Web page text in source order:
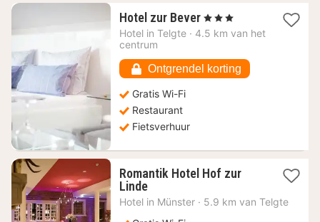
Hotel zur Bever 1
nacht
€
, 3 Sterren
Hotel in Telgte · 4.5 km van het
centrum
Ontgrendel korting
Gratis Wi-Fi
Restaurant
Fietsverhuur
Romantik Hotel Hof zur
Linde1
nacht
Hotel in Münster · 5.9 km van Telgte